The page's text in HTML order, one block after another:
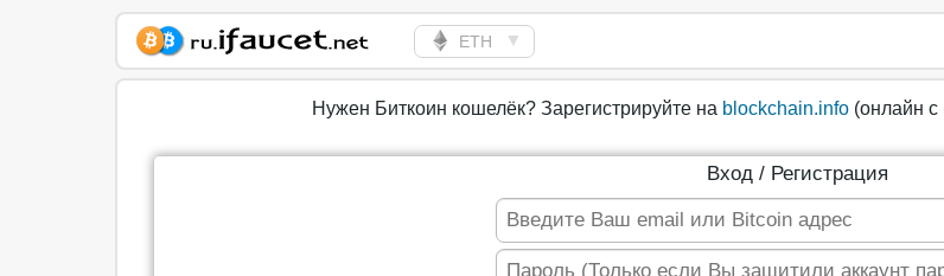
Сборщик Биткоина
самая большая
ETH ▼
Нужен Биткоин кошелёк? Зарегистрируйте на blockchain.info(онлайн с
Вход / Регистрация